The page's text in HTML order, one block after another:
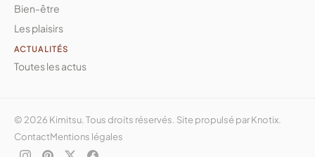
Bien-être
Les plaisirs
ACTUALITÉS
Toutes les actus
© 2026 Kimitsu. Tous droits réservés. Site propulsé parKnotix.
ContactMentions légales